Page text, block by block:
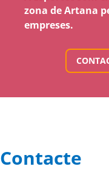
zona de Artana
empreses.
Contacte